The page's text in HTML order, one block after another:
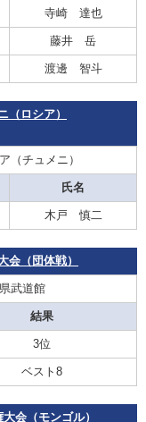
寺崎 達也
藤井 岳
渡邊 智斗
ロシア）
（チュメニ）
氏名
木戸 慎二
（団体戦）
武道館
結果
3位
ベスト8
会（モンゴル）